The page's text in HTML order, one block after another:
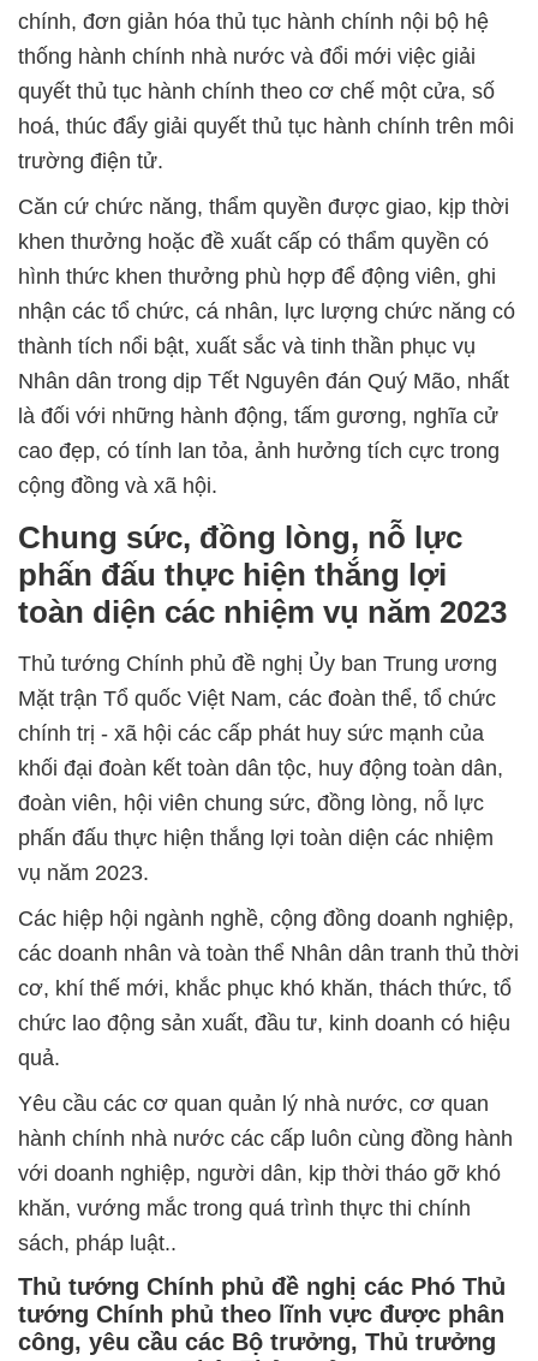
chính, đơn giản hóa thủ tục hành chính nội bộ hệ
thống hành chính nhà nước và đổi mới việc giải
quyết thủ tục hành chính theo cơ chế một cửa, số
hoá, thúc đẩy giải quyết thủ tục hành chính trên môi
trường điện tử.
Căn cứ chức năng, thẩm quyền được giao, kịp thời
khen thưởng hoặc đề xuất cấp có thẩm quyền có
hình thức khen thưởng phù hợp để động viên, ghi
nhận các tổ chức, cá nhân, lực lượng chức năng có
thành tích nổi bật, xuất sắc và tinh thần phục vụ
Nhân dân trong dịp Tết Nguyên đán Quý Mão, nhất
là đối với những hành động, tấm gương, nghĩa cử
cao đẹp, có tính lan tỏa, ảnh hưởng tích cực trong
cộng đồng và xã hội.
Chung sức, đồng lòng, nỗ lực
phấn đấu thực hiện thắng lợi
toàn diện các nhiệm vụ năm 2023
Thủ tướng Chính phủ đề nghị Ủy ban Trung ương
Mặt trận Tổ quốc Việt Nam, các đoàn thể, tổ chức
chính trị - xã hội các cấp phát huy sức mạnh của
khối đại đoàn kết toàn dân tộc, huy động toàn dân,
đoàn viên, hội viên chung sức, đồng lòng, nỗ lực
phấn đấu thực hiện thắng lợi toàn diện các nhiệm
vụ năm 2023.
Các hiệp hội ngành nghề, cộng đồng doanh nghiệp,
các doanh nhân và toàn thể Nhân dân tranh thủ thời
cơ, khí thế mới, khắc phục khó khăn, thách thức, tổ
chức lao động sản xuất, đầu tư, kinh doanh có hiệu
quả.
Yêu cầu các cơ quan quản lý nhà nước, cơ quan
hành chính nhà nước các cấp luôn cùng đồng hành
với doanh nghiệp, người dân, kịp thời tháo gỡ khó
khăn, vướng mắc trong quá trình thực thi chính
sách, pháp luật..
Thủ tướng Chính phủ đề nghị các Phó Thủ
tướng Chính phủ theo lĩnh vực được phân
công, yêu cầu các Bộ trưởng, Thủ trưởng